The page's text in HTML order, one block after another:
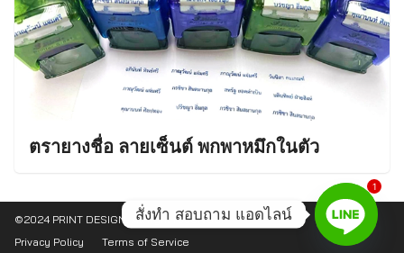
ตรายางชื่อ ลายเซ็นต์ พกพาหมึกในตัว
©2024 PRINT DESIGN. All right reserved.
Privacy Policy
Terms of Service
1
สั่งทำ สอบถาม แอดไลน์